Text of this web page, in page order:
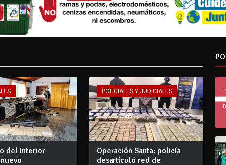
del Interior
POLICIALES Y JUDICIALES
Operación Santa: policía
desarticuló red de